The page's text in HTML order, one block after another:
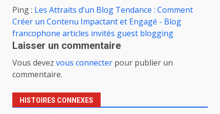
Ping : Les Attraits d’un Blog Tendance : Comment
Créer un Contenu Impactant et Engagé - Blog
francophone articles invités guest blogging
Laisser un commentaire
Vous devez vous connecter pour publier un
commentaire.
HISTOIRES CONNEXES